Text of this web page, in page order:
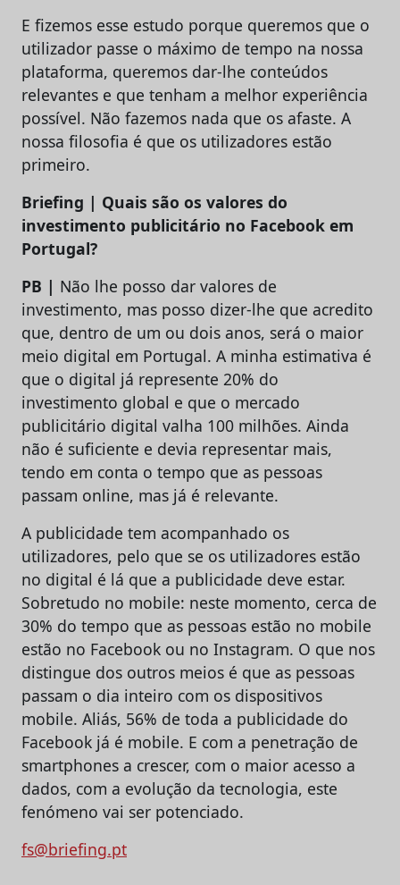
E fizemos esse estudo porque queremos que o
utilizador passe o máximo de tempo na nossa
plataforma, queremos dar-lhe conteúdos
relevantes e que tenham a melhor experiência
possível. Não fazemos nada que os afaste. A
nossa filosofia é que os utilizadores estão
primeiro.
Briefing | Quais são os valores do
investimento publicitário no Facebook em
Portugal?
PB | Não lhe posso dar valores de
investimento, mas posso dizer-lhe que acredito
que, dentro de um ou dois anos, será o maior
meio digital em Portugal. A minha estimativa é
que o digital já represente 20% do
investimento global e que o mercado
publicitário digital valha 100 milhões. Ainda
não é suficiente e devia representar mais,
tendo em conta o tempo que as pessoas
passam online, mas já é relevante.
A publicidade tem acompanhado os
utilizadores, pelo que se os utilizadores estão
no digital é lá que a publicidade deve estar.
Sobretudo no mobile: neste momento, cerca de
30% do tempo que as pessoas estão no mobile
estão no Facebook ou no Instagram. O que nos
distingue dos outros meios é que as pessoas
passam o dia inteiro com os dispositivos
mobile. Aliás, 56% de toda a publicidade do
Facebook já é mobile. E com a penetração de
smartphones a crescer, com o maior acesso a
dados, com a evolução da tecnologia, este
fenómeno vai ser potenciado.
fs@briefing.pt